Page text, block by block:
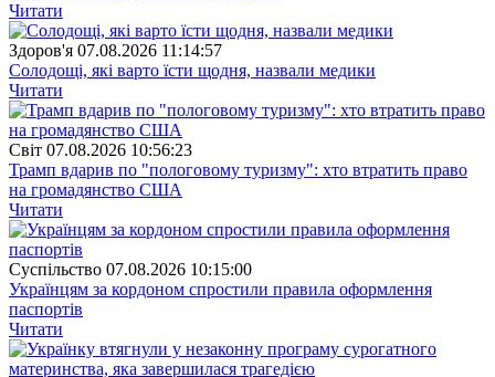
Читати
Здоров'я 07.08.2026 11:14:57
Солодощі, які варто їсти щодня, назвали медики
Читати
Свiт 07.08.2026 10:56:23
Трамп вдарив по "пологовому туризму": хто втратить право
на громадянство США
Читати
Суспiльство 07.08.2026 10:15:00
Українцям за кордоном спростили правила оформлення
паспортів
Читати